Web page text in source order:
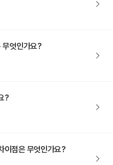
무엇인가요?
?
이점은 무엇인가요?